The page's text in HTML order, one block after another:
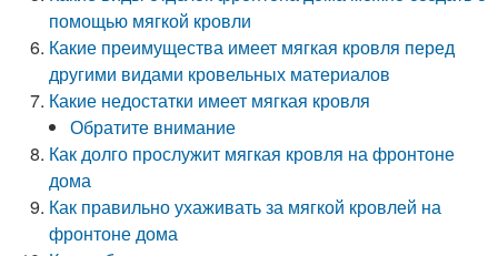
помощью мягкой кровли
Какие преимущества имеет мягкая кровля перед
другими видами кровельных материалов
Какие недостатки имеет мягкая кровля
Обратите внимание
Как долго прослужит мягкая кровля на фронтоне
дома
Как правильно ухаживать за мягкой кровлей на
фронтоне дома